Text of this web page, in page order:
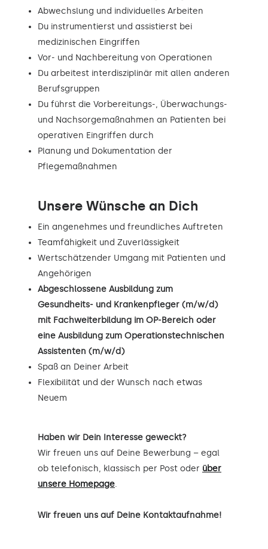
Abwechslung und individuelles Arbeiten
Du instrumentierst und assistierst bei
medizinischen Eingriffen
Vor- und Nachbereitung von Operationen
Du arbeitest interdisziplinär mit allen anderen
Berufsgruppen
Du führst die Vorbereitungs-, Überwachungs-
und Nachsorgemaßnahmen an Patienten bei
operativen Eingriffen durch
Planung und Dokumentation der
Pflegemaßnahmen
Unsere Wünsche an Dich
Ein angenehmes und freundliches Auftreten
Teamfähigkeit und Zuverlässigkeit
Wertschätzender Umgang mit Patienten und
Angehörigen
Abgeschlossene Ausbildung zum
Gesundheits- und Krankenpfleger (m/w/d)
mit Fachweiterbildung im OP-Bereich oder
eine Ausbildung zum Operationstechnischen
Assistenten (m/w/d)
Spaß an Deiner Arbeit
Flexibilität und der Wunsch nach etwas
Neuem
Haben wir Dein Interesse geweckt?
Wir freuen uns auf Deine Bewerbung – egal
ob telefonisch, klassisch per Post oder über
unsere Homepage.
Wir freuen uns auf Deine Kontaktaufnahme!